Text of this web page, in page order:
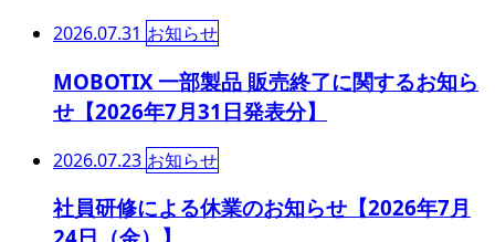
2026.07.31 お知らせ
MOBOTIX 一部製品 販売終了に関するお知ら
せ【2026年7月31日発表分】
2026.07.23 お知らせ
社員研修による休業のお知らせ【2026年7月